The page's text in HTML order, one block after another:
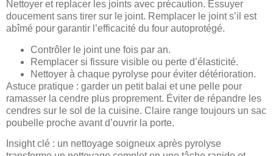
Nettoyer et replacer les joints avec précaution. Essuyer
doucement sans tirer sur le joint. Remplacer le joint s’il est
abîmé pour garantir l’efficacité du four autoprotégé.
Contrôler le joint une fois par an.
Remplacer si fissure visible ou perte d’élasticité.
Nettoyer à chaque pyrolyse pour éviter détérioration.
Astuce pratique : garder un petit balai et une pelle pour
ramasser la cendre plus proprement. Éviter de répandre les
cendres sur le sol de la cuisine. Claire range toujours un sac
poubelle proche avant d’ouvrir la porte.
Insight clé : un nettoyage soigneux après pyrolyse